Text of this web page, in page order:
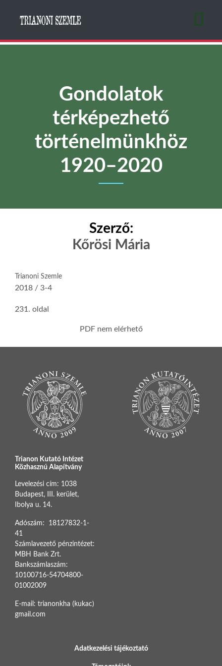
Gondolatok
térképezhető
történelmünkhöz
1920–2020
Szerző:
Kőrösi Mária
Trianoni Szemle
2018 / 3-4
231. oldal
PDF nem elérhető
Trianon Kutató Intézet
Közhasznú Alapítvány
Levelezési cím: 1038
Budapest, III. kerület,
Ibolya u. 14.
Adószám: 18127832-1-
41
Számlavezető pénzintézet:
MBH Bank Zrt.
Bankszámlaszám:
10100716-54704800-
01002009
E-mail: trianonkha (kukac)
gmail.com
BOTTOM FOOTER MENU
Adatkezelési tájékoztató